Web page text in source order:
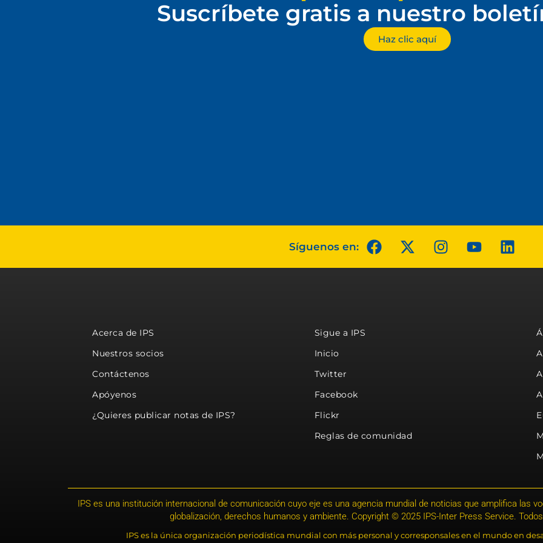
Suscríbete gratis a nuestro
Haz clic aquí
Síguenos en:
Acerca de IPS
Nuestros socios
Contáctenos
Apóyenos
¿Quieres publicar notas de IPS?
Sigue a IPS
Inicio
Twitter
Facebook
Flickr
Reglas de comunidad
IPS es una institución internacional de comunicación cuyo eje es una agencia mundial de noticias que amplifica las
globalización, derechos humanos y ambiente. Copyright © 2025 IPS-Inter Press Service.
IPS es la única organización periodística mundial con más personal y corresponsales en el mundo en